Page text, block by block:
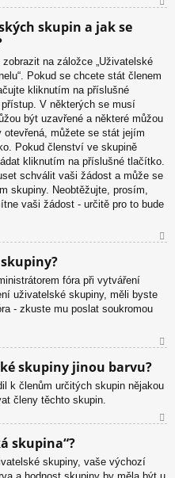
skupin a jak se
na záložce „Uživatelské
Pokud se chcete stát členem
kliknutím na příslušné
V některých se musí
být uzavřené a některé můžou
můžete se stát jejím
Pokud členství ve skupině
kliknutím na příslušné tlačítko.
schválit vaši žádost a může se
skupiny. Neobtěžujte, prosím,
vaši žádost - určitě pro to bude
u
fóra při vytváření
uživatelské skupiny, měli byste
- zkuste mu poslat soukromou
or
skupiny jinou barvu?
k členům určitých skupin nějakou
členy těchto skupin.
skupina“?
skupiny, vaše výchozí